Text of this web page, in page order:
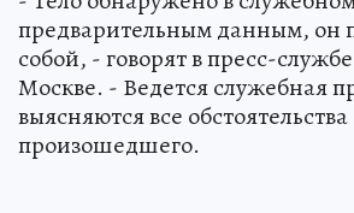
предварительным данным, он
собой, - говорят в пресс-
Москве. - Ведется служебная
выясняются все обстоятельства
произошедшего.